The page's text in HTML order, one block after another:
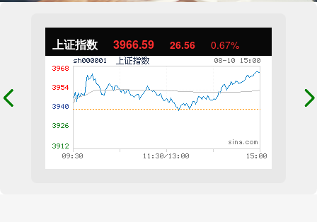
上证指数 3966.59 26.56 0.67%